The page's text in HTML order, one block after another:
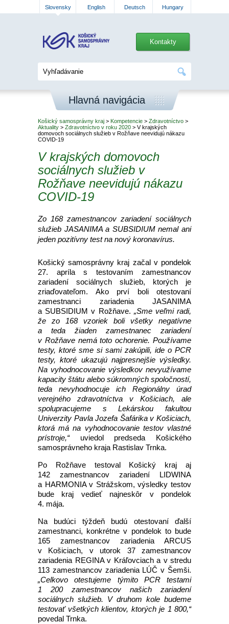
Slovensky English Deutsch Hungary
Kontakty
Hlavná navigácia
Košický samosprávny kraj > Kompetencie > Zdravotníctvo >
Aktuality > Zdravotníctvo v roku 2020 > V krajských
domovoch sociálnych služieb v Rožňave neevidujú nákazu
COVID-19
V krajských domovoch
sociálnych služieb v
Rožňave neevidujú nákazu
COVID-19
Zo 168 zamestnancov zariadení sociálnych
služieb JASANIMA a SUBSIDIUM nemal ani
jeden pozitívny test na nový koronavírus.
Košický samosprávny kraj začal v pondelok
27. apríla s testovaním zamestnancov
zariadení sociálnych služieb, ktorých je
zriaďovateľom. Ako prví boli otestovaní
zamestnanci zariadenia JASANIMA
a SUBSIDIUM v Rožňave. „Sme veľmi radi,
že zo 168 vzoriek boli všetky negatívne
a teda žiaden zamestnanec zariadení
v Rožňave nemá toto ochorenie. Používame
testy, ktoré sme si sami zakúpili, ide o PCR
testy, ktoré ukazujú najpresnejšie výsledky.
Na vyhodnocovanie výsledkov nevyužívame
kapacity štátu alebo súkromných spoločností,
teda nevyhodnocuje ich Regionálny úrad
verejného zdravotníctva v Košiciach, ale
spolupracujeme s Lekárskou fakultou
Univerzity Pavla Jozefa Šafárika v Košiciach,
ktorá má na vyhodnocovanie testov vlastné
prístroje,“ uviedol predseda Košického
samosprávneho kraja Rastislav Trnka.
Po Rožňave testoval Košický kraj aj
142 zamestnancov zariadení LIDWINA
a HARMONIA v Strážskom, výsledky testov
bude kraj vedieť najneskôr v pondelok
4. mája.
Na budúci týždeň budú otestovaní ďalší
zamestnanci, konkrétne v pondelok to bude
165 zamestnancov zariadenia ARCUS
v Košiciach, v utorok 37 zamestnancov
zariadenia REGINA v Kráľovciach a v stredu
113 zamestnancov zariadenia LÚČ v Šemši.
„Celkovo otestujeme týmito PCR testami
1 200 zamestnancov našich zariadení
sociálnych služieb. V druhom kole budeme
testovať všetkých klientov, ktorých je 1 800,“
povedal Trnka.